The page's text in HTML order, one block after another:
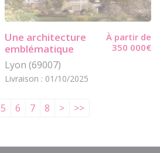
Une architecture
emblématique
À partir de
350 000€
Lyon (69007)
Livraison : 01/10/2025
5 6 7 8 > >>